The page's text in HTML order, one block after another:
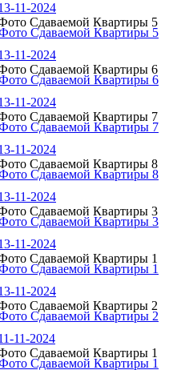
11-2024
Сдаваемой Квартиры 5
11-2024
Сдаваемой Квартиры 6
11-2024
Сдаваемой Квартиры 7
11-2024
Сдаваемой Квартиры 8
11-2024
Сдаваемой Квартиры 3
11-2024
Сдаваемой Квартиры 1
11-2024
Сдаваемой Квартиры 2
11-2024
Сдаваемой Квартиры 1